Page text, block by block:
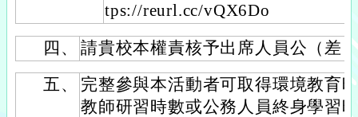
tps://reurl.cc/vQX6Do
四、
請貴校本權責核予出席人員公（差
五、
完整參與本活動者可取得環境教育
教師研習時數或公務人員終身學習